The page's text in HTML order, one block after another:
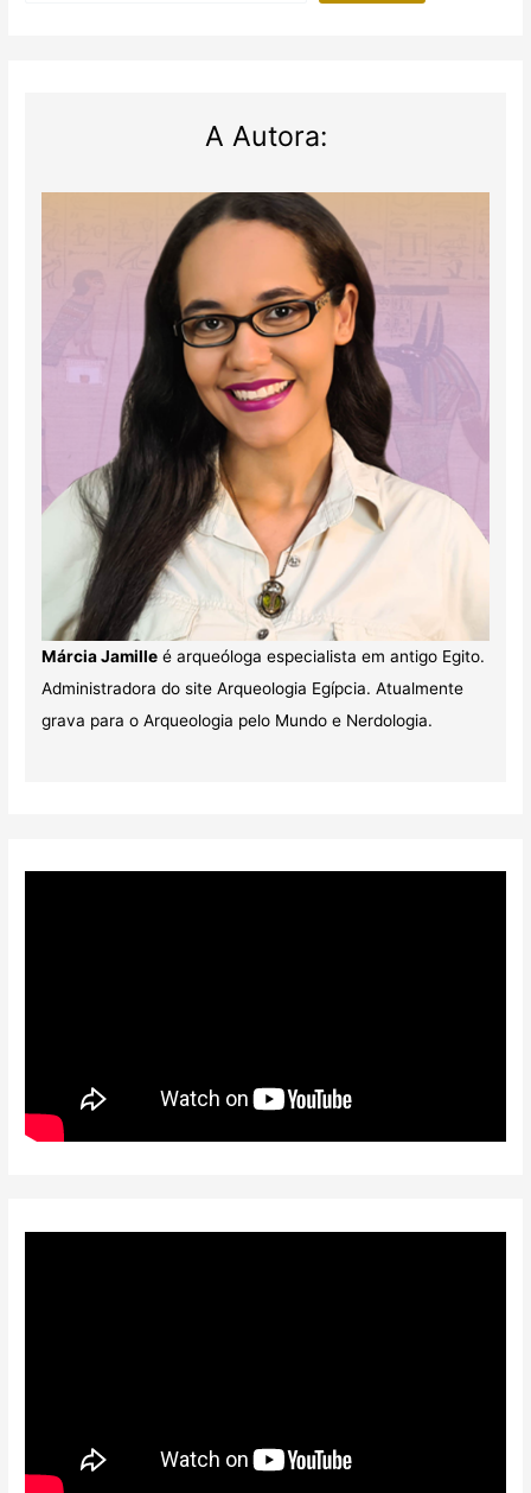
A Autora:
Márcia Jamilleé arqueóloga especialista em antigo Egito.
Administradora do site Arqueologia Egípcia. Atualmente
grava para o Arqueologia pelo Mundo e Nerdologia.